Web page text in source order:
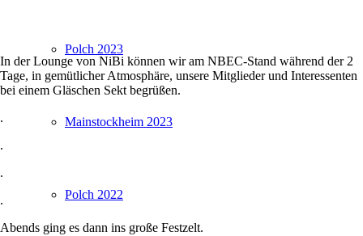
Polch 2023
Mainstockheim 2023
Polch 2022
In der Lounge von NiBi können wir am NBEC-Stand während der 2
Tage, in gemütlicher Atmosphäre, unsere Mitglieder und Interessenten
bei einem Gläschen Sekt begrüßen.
.
.
.
.
Abends ging es dann ins große Festzelt.